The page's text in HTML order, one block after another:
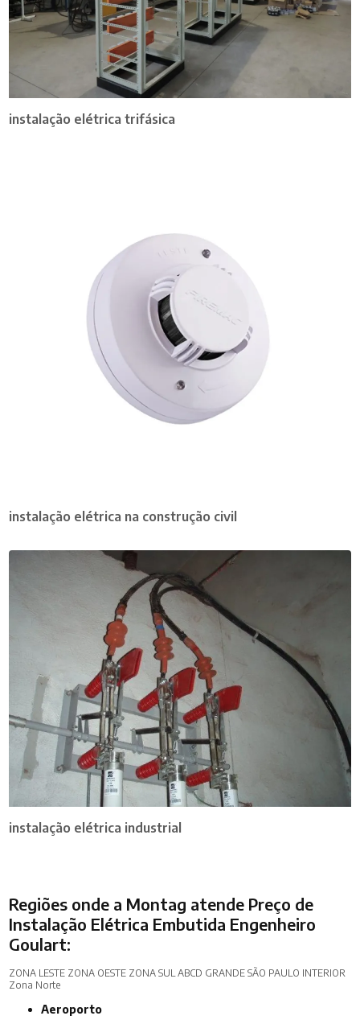
instalação elétrica trifásica
instalação elétrica na construção civil
instalação elétrica industrial
Regiões onde a Montag atende Preço de
Instalação Elétrica Embutida Engenheiro
Goulart:
ZONA LESTE ZONA OESTE ZONA SUL ABCD GRANDE SÃO PAULO INTERIOR
Zona Norte
Aeroporto